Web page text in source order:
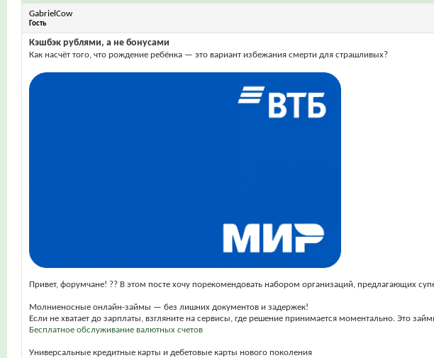
GabrielCow
Гость
Кэшбэк рублями, а не бонусами
Как насчёт того, что рождение ребёнка — это вариант избежания смерти для страшливых?
Привет, форумчане! ?? В этом посте хочу порекомендовать набором организаций, предлагающих
Молниеносные онлайн-займы — без лишних документов и задержек!
Если не хватает до зарплаты, взгляните на сервисы, где решение принимается моментально. Это
Бесплатное обслуживание валютных счетов
Универсальные кредитные карты и дебетовые карты нового поколения